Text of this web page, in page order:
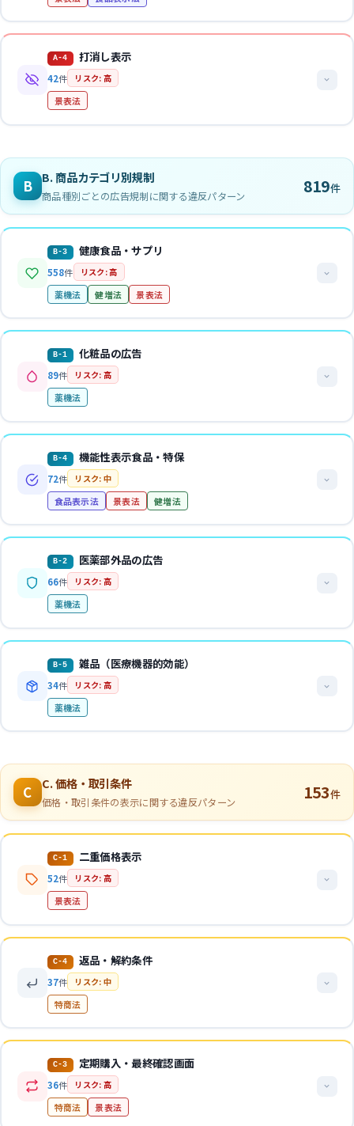
判断ポイント
効果・性能の表示には、客観的に実証された合理的根拠（試験・
消費者庁から求められた場合、15日以内に根拠資料を提出しな
ければ不当表示とみなされる
薬機法上、化粧品は56項目・医薬部外品は承認範囲内の効能効
（未承認医薬品広告）にも抵触
「※個人の感想です」等の打消し表示は不実証広告規制の適用を
免れない
NG表現例
・「飲むだけで脂肪燃焼！」（客観的な試験データなし）→
景表法・薬機法・健増法
・「空間のウイルスを99.9%除去」（実使用環境での効果が未
実証）→ 景表法
・「ガンに効く」「高血圧症の改善」（健康食品で疾病治療効
・「免疫機能を強化」「血液サラサラ」（身体機能増強の標ぼ
う）→ 薬機法第68条
・第三者機関による試験結果に基づき、試験条件・効果の範囲
を正確に記載
・機能性表示食品として届出済みの範囲内での効果訴求
・承認された効能効果の範囲内での正確な記載
この類型の事例 429件を見る
判断ポイント
No.1表示には客観的調査に基づく合理的根拠が必要
薬機法上、医薬品の効能効果について最大級の表現（最高のきき
め、売上No.1等）は禁止
「強力な」「強い」等の表現も最大級表現に類するものとして原
則禁止（薬機法）
・「顧客満足度No.1」（調査根拠なし）→ 景表法
・「最高のききめ」「無類のききめ」→ 薬機法・適正広告基
告）
・「売上げNo.1」（医薬品の場合）→ 薬機法
OK表現例
この類型の事例 108件を見る
用体験談は薬機法上、効能効果に関するものは原則禁止されていま
す。
法的根拠
景表法第5条第1号・第7条第2項、薬機法第66条第1項、健増法第65
打消し表示報告書
健康食品留意事項 適正広告基準第4の3(5)
判断ポイント
体験談に「個人の感想です」の打消し表示があっても、全体とし
て効果を保証する印象ならNG
薬機法上、医薬品等の効能効果についての使用体験談は原則認め
られない
使用前後の写真（ビフォーアフター）は撮影条件操作による誤認
リスクが高い
臨床データや実験例を例示して効能効果を広告することは原則不
健康食品の体験談で疾病治療効果を暗示する表現は薬機法第68
条にも抵触
・「3週間で-10kg達成！」（個人の感想です）← 打消し表示
が不十分 → 景表法
・「シミもシワもすぐ消えた！」（使用体験談）→ 薬機法第
66条
・「保湿効果に満足しています」（効能効果の体験談）→ 薬
機法第66条
・「アトピーが消えた、効き目抜群！」（健康食品の体験談）
→ 薬機法第68条
OK表現例
・使用感に関する体験談（効能効果に触れないもの）：「さっ
ぱりとした使い心地です」
・体験談とともに大多数の利用者の実際の効果範囲を明示
・科学的試験データに基づく効果の範囲を正確に記載
商品の原産地、原材料、製造方法等について事実と異なる表示を行
うケースです。景表法上の優良誤認表示に加え、食品表示法上の表
示基準違反としても問題になります。
景表法第5条第1号、食品表示法第5条・第6条
関連ガイドライン
食品表示基準
「国産」表示は主要原材料の原産地と一致している必要がある
アレルギー表示（特定原材料8品目）の欠落は重大な法令違反
「天然」「無添加」等の表示は定義に即した根拠が必要
栄養成分表示は原則義務表示
NG表現例
・「国産牛肉使用」（実際は外国産を国内加工）→ 景表法・
食品表示法
・「天然素材100%」（合成素材が一部含有）→ 景表法
・アレルギー物質を含むのに表示欠落 → 食品表示法
OK表現例
・原産地・原材料を正確に表示し、加工地がある場合はその旨
を明記
・食品表示基準に準拠した原材料名・アレルギー表示・栄養成
・JAS規格等の公的基準に従った「有機」「オーガニック」表
示
この類型の事例 44件を見る
A-4 打消し表示
42件 リスク: 高
景表法
強調表示に対する例外条件や制約を、消費者が見落としやすい形で
表示するケースです。文字サイズ、色、位置などにより打消し表示
が十分に認識されない場合、強調表示のみの印象で判断されます。
景表法第5条第1号・第2号
関連ガイドライン
打消し表示は強調表示から受ける印象を打ち消す程度のものでな
ければ不当表示となる
文字の大きさ・配置・色が強調表示と著しく異なる場合は不十分
とみなされる
動画広告では表示時間の短さも問題になる
「※個人の感想です」は体験談の効果保証の印象を打ち消さない
NG表現例
・「初回500円！」（極小文字で「4回継続が条件、総額
の条件）→ 景表法
・「送料無料」（※一部地域を除く、が視認困難な位置に記
載）→ 景表法
OK表現例
・条件や制約を強調表示と同程度の視認性で同一視野内に表示
・動画広告では十分な表示時間を確保し、音声でも補足
・例外条件がある場合は強調表示の直近に同等サイズで記載
B B. 商品カテゴリ別規制
商品種別ごとの広告規制に関する違反パターン 819件
B-3 健康食品・サプリ
558件 リスク: 高
薬機法 健増法 景表法
健康食品・サプリメントにおいて医薬品的効能効果を標ぼうするケ
ースです。疾病の治療・予防効果、身体機能の増強効果の標ぼうは
薬機法上の未承認医薬品広告に該当し、同時に健増法上の虚偽誇大
表示、景表法上の優良誤認にもなりえます。バイブル商法・記事風
広告・アフィリエイト広告による暗示的表現も対象です。
法的根拠
薬機法第68条、健増法第65条、景表法第5条第1号
判断ポイント
健康食品で疾病の治療・改善・予防効果を標ぼうすると未承認医
薬品の広告に該当
身体機能の増強（免疫力強化、新陳代謝促進等）の標ぼうも医薬
医薬品的な用法用量の指定（「1日2粒お飲みください」等）も
問題
体験談・バイブル商法・記事風広告による医薬品的効能効果の暗
NG表現例
・「ガンに効く」「糖尿病が改善する」→ 薬機法第68条・健
増法
・「免疫機能を強化」「血液サラサラ」→ 薬機法第68条
・「1日2粒お飲みください」→ 医薬品的用法用量
・「体内に蓄積された脂肪の分解、燃焼、排泄」→ 薬機法第
68条
・「○○の驚くべき制ガン効果！」（書籍と商品を結びつける
バイブル商法）→ 薬機法第68条
OK表現例
・「1日2粒を目安にお召し上がりください」（目安として記
・食生活のバランスに関する一般的な情報提供
この類型の事例
B-1 化粧品の広告
89件 リスク: 高
薬機法
化粧品において認められた効能効果56項目の範囲を超えた表現を使
用するケースです。シワの改善・美白効果・アンチエイジング等の
医薬品的効能効果の標ぼう、浸透部位の逸脱（角質層を超える表
現）、成分の不適切な特記表示が含まれます。
法的根拠
薬機法第66条第1項、適正広告基準第4の3(2)(3)
関連ガイドライン
56項目
適正広告基準 化粧品公正競争規約
判断ポイント
化粧品の効能は56項目に限定されており、範囲を超える表現は不
可
浸透は角質層までであり「肌の奥深く」「肌の内側から」等は不
可
成分を特記する場合は配合目的の併記が必要
「100％無添加」「100％ピュア」等は過度な強調として不適切
・「目じりの小じわがなくなります」→ 56項目逸脱
・「肌の奥深くへ浸透」→ 角質層を超える浸透表現
・「シミ、そばかすの除去」→ 医薬品的効能効果
・「エイジレス」「肌細胞の再生力を高める」→ 医薬品的効
OK表現例
・「乾燥による小ジワを目立たなくする」（効能試験済みの場
・「アロエエキスが肌にうるおいを与えます」（配合目的を併
記）
B-4 機能性表示食品・特保
72件 リスク: 中
食品表示法 景表法 健増法
機能性表示食品や特定保健用食品において、届出・許可された範囲
を超える表現や、届出表示と異なる表現を使用するケースです。機
能性表示食品は届出表示の範囲内、特保は許可表示の範囲内に限定
されます。
法的根拠
食品表示法、景表法第5条第1号、健増法第65条
関連ガイドライン
機能性表示GL
判断ポイント
機能性表示食品は届出された機能性表示の範囲内でのみ表示可能
特保は許可表示の文言をそのまま使用する必要がある
届出・許可されていない効果を暗示する表現は不可
疾病の治療・予防を暗示する表現は食品では一切不可
NG表現例
・届出表示にない効果を広告で訴求 → 景表法・食品表示法
・「○○病の予防に」（食品で疾病予防を標ぼう）→ 健増
OK表現例
・届出された機能性表示をそのまま正確に記載
・特保の許可表示を変更なく使用
す」と正確に記載
この類型の事例 72件
B-2 医薬部外品の広告
66件 リスク: 高
薬機法
医薬部外品（薬用化粧品・育毛剤等）において、承認された効能効
果の範囲を超える表現や、しばり表現を省略した表示を行うケース
です。承認範囲外の用法用量の推奨、適用部位の逸脱も問題になり
ます。
薬機法第66条第1項、適正広告基準第4の3(1)(4)
関連ガイドライン
適正広告基準
判断ポイント
しばり表現（例：「メラニンの生成を抑え」）の省略は承認範囲
外の表示に該当
薬用化粧品の美白効能は「メラニンの生成を抑え、しみ・そばか
すを防ぐ」に限定
既にできたシミ・そばかすの除去・改善は医薬部外品の承認範囲
外
育毛剤で特定の脱毛型式への効果を標ぼうするのは医薬品の効能
効果
まつ毛へのパーマ剤・育毛剤の適用は承認基準外
NG表現例
・「しみ、そばかすを防ぐ」（しばり表現「メラニンの生成を
抑え」を省略）
B-5 雑品（医療機器的効能）
34件 リスク: 高
薬機法
マスク・アロマグッズ・健康器具・美容機器・浴用製品・電子たば
こ等の雑貨において、医薬品・医療機器的な効能効果を標ぼうする
ケースです。身体の構造・機能に影響を及ぼす効果を謳うと未承認
医薬品・医療機器の広告に該当します。
法的根拠
薬機法第68条
関連ガイドライン
46通知
判断ポイント
マスクで「ウイルスの不活化」等の殺菌効果を標ぼうすると未承
認医薬品の広告に該当
エッセンシャルオイルで身体への効果を標ぼうすると医薬品的効
能効果に該当
健康器具で肩こり・疲労回復・脂肪減少を標ぼうすると未承認医
療機器の広告に該当
美容機器でシワ改善・シミ除去を標ぼうすると未承認医療機器の
広告に該当
C C. 価格・取引条件
価格・取引条件の表示に関する違反パターン 153件
C-1 二重価格表示
52件 リスク: 高
景表法
実際には販売実績のない「通常価格」や架空の「メーカー希望小売
価格」を併記し、大幅な値引きがなされているかのように消費者に
誤認させる表示手法です。有利誤認表示に該当します。
法的根拠
景表法第5条第2号（有利誤認表示）
関連ガイドライン
二重価格表示GL
C-4 返品・解約条件
37件 リスク: 中
特商法
返品・解約に関する条件を消費者に不利な形で表示・運用するケー
スです。クーリングオフの妨害、返品特約の不明確な表示等が問題
になります。
C-3 定期購入・最終確認画面
36件 リスク: 高
特商法 景表法